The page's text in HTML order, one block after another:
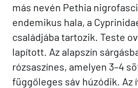
más nevén Pethia
endemikus hala, a
családjába tartozik. Teste
lapított. Az alapszín
rózsaszínes, amelyen 3–4
függőleges sáv húzódik. Az